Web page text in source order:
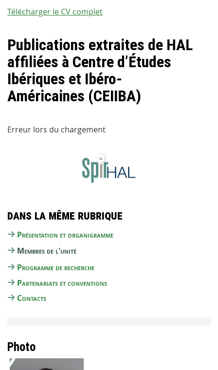
Télécharger le CV complet
Publications extraites de HAL
affiliées à Centre d’Études
Ibériques et Ibéro-
Américaines (CEIIBA)
Erreur lors du chargement
Dans la même rubrique
Présentation et organigramme
Membres de l'unité
Programme de recherche
Partenariats et conventions
Contacts
Photo